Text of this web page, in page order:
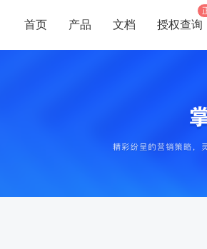
首页 产品 文档 授权查询